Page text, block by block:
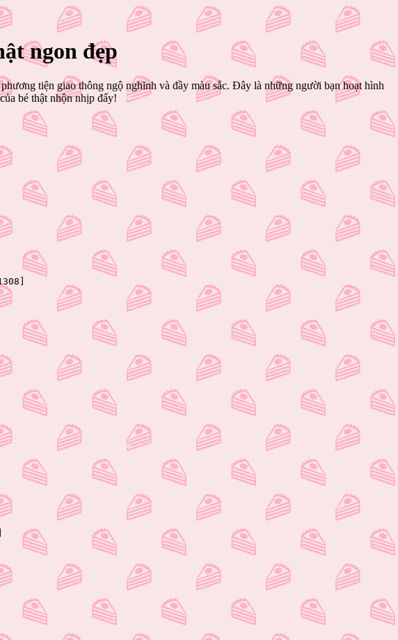
ngon đẹp
tiện giao thông ngộ nghĩnh và đầy màu sắc. Đây là những người bạn hoạt hình
bé thật nhộn nhịp đấy!